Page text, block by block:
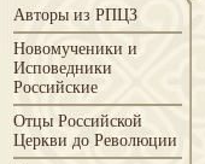
Авторы из РПЦЗ
Новомученики и
Исповедники
Российские
Отцы Российской
Церкви до Революции